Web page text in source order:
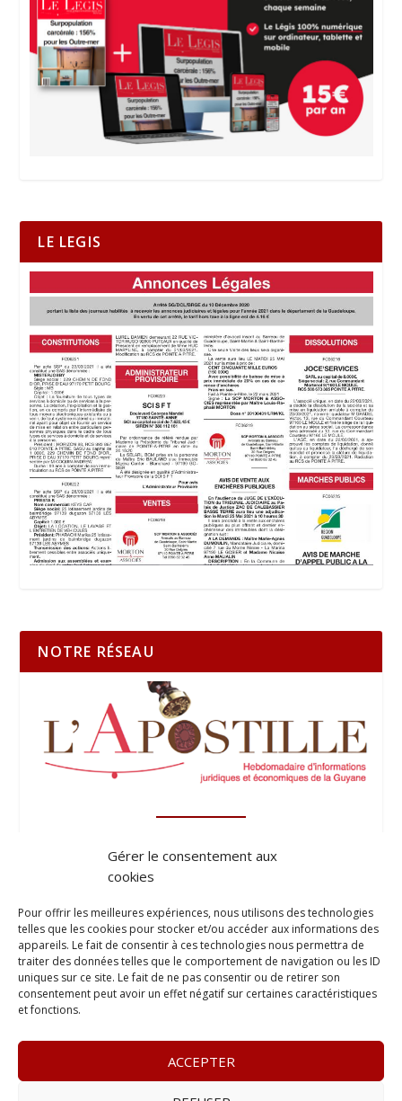
Gérer le consentement aux
cookies
Pour offrir les meilleures expériences, nous utilisons des technologies
telles que les cookies pour stocker et/ou accéder aux informations des
appareils. Le fait de consentir à ces technologies nous permettra de
traiter des données telles que le comportement de navigation ou les ID
uniques sur ce site. Le fait de ne pas consentir ou de retirer son
consentement peut avoir un effet négatif sur certaines caractéristiques
et fonctions.
ACCEPTER
LE LEGIS
NOTRE RÉSEAU